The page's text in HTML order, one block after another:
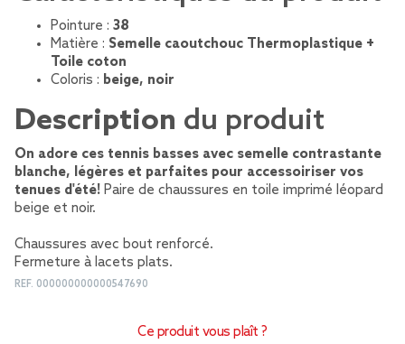
Pointure : 38
Matière : Semelle caoutchouc Thermoplastique +
Toile coton
Coloris : beige, noir
Description du produit
On adore ces tennis basses avec semelle contrastante
blanche, légères et parfaites pour accessoiriser vos
tenues d'été! Paire de chaussures en toile imprimé léopard
beige et noir.
Chaussures avec bout renforcé.
Fermeture à lacets plats.
REF. 000000000000547690
Ce produit vous plaît ?